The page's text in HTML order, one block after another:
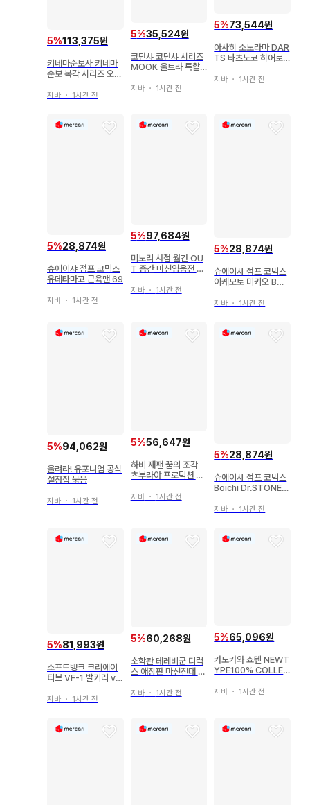
5%113,375원
키네마순보사 키네마
순보 복각 시리즈 오토
시 컬렉션 (오비 포함)
지바 ・ 1시간 전
5%35,524원
코단샤 코단샤 시리즈
MOOK 울트라 특촬
vol.27 울트라 파이
지바・ 1시간 전
5%73,544원
아사히 소노라마 DAR
TS 타츠노코 히어로
대 히어로 집합
지바 ・ 1시간 전
5%28,874원
슈에이샤 점프 코믹스
유데타마고 근육맨 69
지바 ・ 1시간 전
5%97,684원
미노리 서점 월간 OU
T 증간 마신영웅전 와
전
지바・ 1시간 전
5%28,874원
슈에이샤 점프 코믹스
이케모토 미키오 BOR
XT GENERATIONS
지바 ・ 1시간 전
5%94,062원
울려라! 유포니엄 공식
설정집 묶음
지바 ・ 1시간 전
5%56,647원
하비 재팬 꿈의 조각
츠부라야 프로덕션 편
지바・ 1시간 전
5%28,874원
슈에이샤 점프 코믹스
Boichi Dr.STONE 1
지바 ・ 1시간 전
5%81,993원
소프트뱅크 크리에이
티브 VF-1 발키리 vo
전투기 마스터 파일
지바 ・ 1시간 전
5%60,268원
소학관 테레비군 디럭
스 애장판 마신전대 키
포함)
지바・ 1시간 전
5%65,096원
카도카와 쇼텐 NEWT
YPE100% COLLEC
리온 (오비 포함)
지바 ・ 1시간 전